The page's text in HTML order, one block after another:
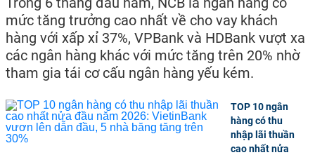
mức tăng trưởng cao nhất về cho vay khách
hàng với xấp xỉ 37%, VPBank và HDBank vượt xa
các ngân hàng khác với mức tăng trên 20% nhờ
tham gia tái cơ cấu ngân hàng yếu kém.
TOP 10 ngân
hàng có thu
nhập lãi thuần
cao nhất nửa